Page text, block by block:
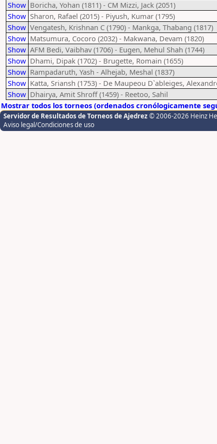
Show Boricha, Yohan (1811) - CM Mizzi, Jack (2051)
Show Sharon, Rafael (2015) - Piyush, Kumar (1795)
Show Vengatesh, Krishnan C (1790) - Mankga, Thabang (1817)
Show Matsumura, Cocoro (2032) - Makwana, Devam (1820)
Show AFM Bedi, Vaibhav (1706) - Eugen, Mehul Shah (1744)
Show Dhami, Dipak (1702) - Brugette, Romain (1655)
Show Rampadaruth, Yash - Alhejab, Meshal (1837)
Show Katta, Sriansh (1753) - De Maupeou D`ableiges,
Show Dhairya, Amit Shroff (1459) - Reetoo, Sahil
Mostrar todos los torneos (ordenados cronólogicamente
Servidor de Resultados de Torneos de Ajedrez © 2006-2026 Heinz
Aviso legal/Condiciones de uso